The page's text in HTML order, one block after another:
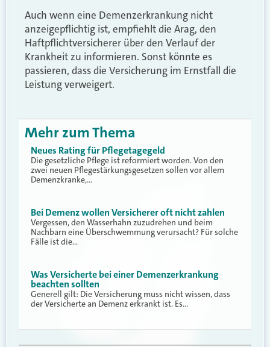
Auch wenn eine Demenzerkrankung nicht
anzeigepflichtig ist, empfiehlt die Arag, den
Haftpflichtversicherer über den Verlauf der
Krankheit zu informieren. Sonst könnte es
passieren, dass die Versicherung im Ernstfall die
Leistung verweigert.
Mehr zum Thema
Neues Rating für Pflegetagegeld
Die gesetzliche Pflege ist reformiert worden. Von den
zwei neuen Pflegestärkungsgesetzen sollen vor allem
Demenzkranke,…
Bei Demenz wollen Versicherer oft nicht zahlen
Vergessen, den Wasserhahn zuzudrehen und beim
Nachbarn eine Überschwemmung verursacht? Für solche
Fälle ist die…
Was Versicherte bei einer Demenzerkrankung
beachten sollten
Generell gilt: Die Versicherung muss nicht wissen, dass
der Versicherte an Demenz erkrankt ist. Es…